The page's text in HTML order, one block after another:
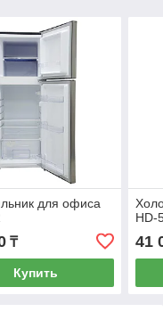
для офиса
₸
Купить
HD-
41